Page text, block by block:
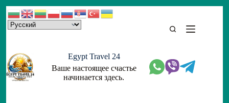
Skip
to
content
Egypt Travel 24
Ваше настоящее счастье
начинается здесь.